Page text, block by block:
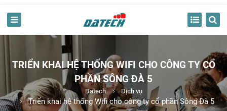
TRIỂN KHAI HỆ THỐNG WIFI CHO CÔNG TY CỔ
PHẦN SÔNG ĐÀ 5
Datech Dịch vụ
Triển khai hệ thống Wifi cho công ty cổ phần Sông Đà 5